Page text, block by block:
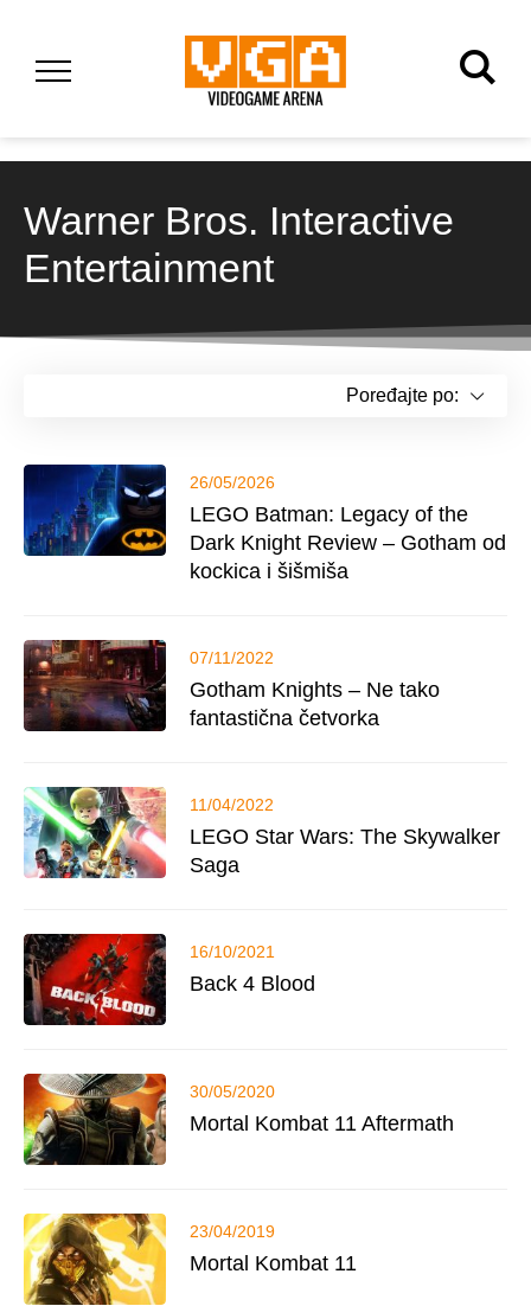
Warner Bros. Interactive
Entertainment
Poređajte po:
26/05/2026
LEGO Batman: Legacy of the
Dark Knight Review – Gotham od
kockica i šišmiša
07/11/2022
Gotham Knights – Ne tako
fantastična četvorka
11/04/2022
LEGO Star Wars: The Skywalker
Saga
16/10/2021
Back 4 Blood
30/05/2020
Mortal Kombat 11 Aftermath
23/04/2019
Mortal Kombat 11